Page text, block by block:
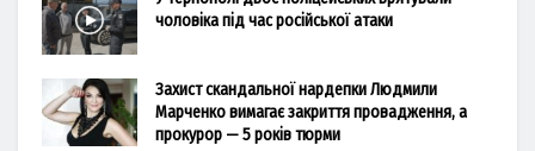
чоловіка під час російської атаки
Захист скандальної нардепки Людмили
Марченко вимагає закриття провадження, а
прокурор — 5 років тюрми